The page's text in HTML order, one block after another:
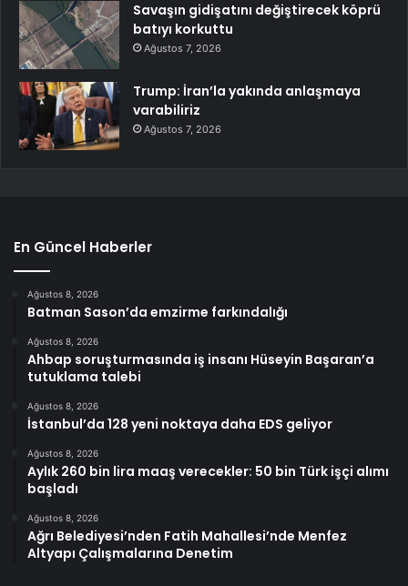
Savaşın gidişatını değiştirecek köprü
batıyı korkuttu
Ağustos 7, 2026
Trump: İran’la yakında anlaşmaya
varabiliriz
Ağustos 7, 2026
En Güncel Haberler
Ağustos 8, 2026
Batman Sason’da emzirme farkındalığı
Ağustos 8, 2026
Ahbap soruşturmasında iş insanı Hüseyin Başaran’a
tutuklama talebi
Ağustos 8, 2026
İstanbul’da 128 yeni noktaya daha EDS geliyor
Ağustos 8, 2026
Aylık 260 bin lira maaş verecekler: 50 bin Türk işçi alımı
başladı
Ağustos 8, 2026
Ağrı Belediyesi’nden Fatih Mahallesi’nde Menfez
Altyapı Çalışmalarına Denetim